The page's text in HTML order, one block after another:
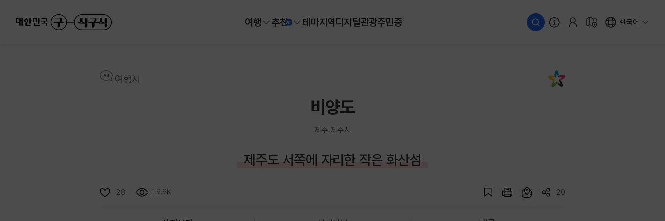
여행 추천 테마지역디지털관광주민증 한국어
여행지
비양도
제주 제주시
제주도 서쪽에 자리한 작은 화산섬
28 19.9K 20